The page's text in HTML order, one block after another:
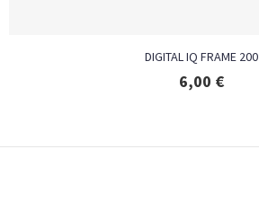
DIGITAL IQ FRAME 200
6,00 €